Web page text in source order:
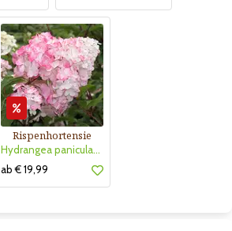
Rispenhortensie
Hydrangea paniculata 'Vanille Fraise'
ab € 19,99